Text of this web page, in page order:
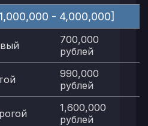
- 4,000,000]
700,000
рублей
990,000
рублей
1,600,000
рублей